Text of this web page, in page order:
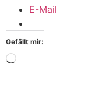
E-Mail
Gefällt mir: